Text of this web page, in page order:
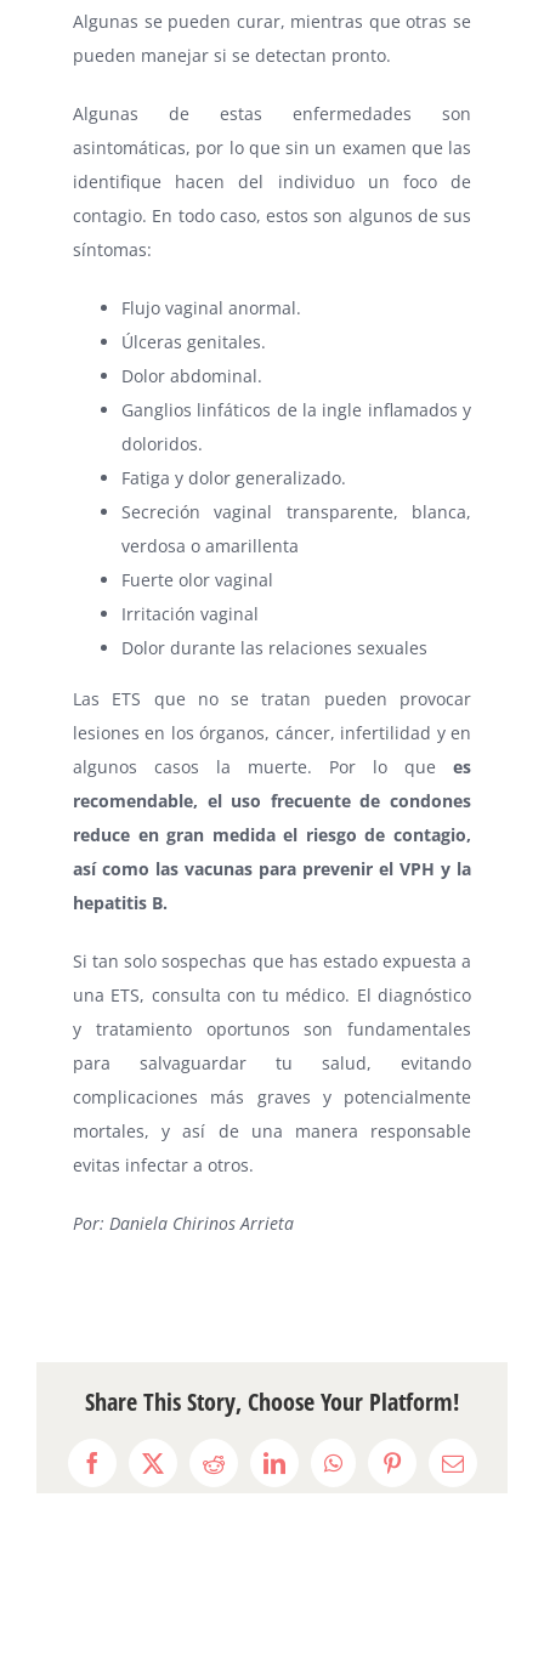
Algunas se pueden curar, mientras que otras se
pueden manejar si se detectan pronto.
Algunas de estas enfermedades son
asintomáticas, por lo que sin un examen que las
identifique hacen del individuo un foco de
contagio. En todo caso, estos son algunos de sus
síntomas:
Flujo vaginal anormal.
Úlceras genitales.
Dolor abdominal.
Ganglios linfáticos de la ingle inflamados y
doloridos.
Fatiga y dolor generalizado.
Secreción vaginal transparente, blanca,
verdosa o amarillenta
Fuerte olor vaginal
Irritación vaginal
Dolor durante las relaciones sexuales
Las ETS que no se tratan pueden provocar
lesiones en los órganos, cáncer, infertilidad y en
algunos casos la muerte. Por lo que es
recomendable, el uso frecuente de condones
reduce en gran medida el riesgo de contagio,
así como las vacunas para prevenir el VPH y la
hepatitis B.
Si tan solo sospechas que has estado expuesta a
una ETS, consulta con tu médico. El diagnóstico
y tratamiento oportunos son fundamentales
para salvaguardar tu salud, evitando
complicaciones más graves y potencialmente
mortales, y así de una manera responsable
evitas infectar a otros.
Por: Daniela Chirinos Arrieta
Share This Story, Choose Your Platform!
Facebook
X RedditLinkedInWhatsAppPinterestEmail